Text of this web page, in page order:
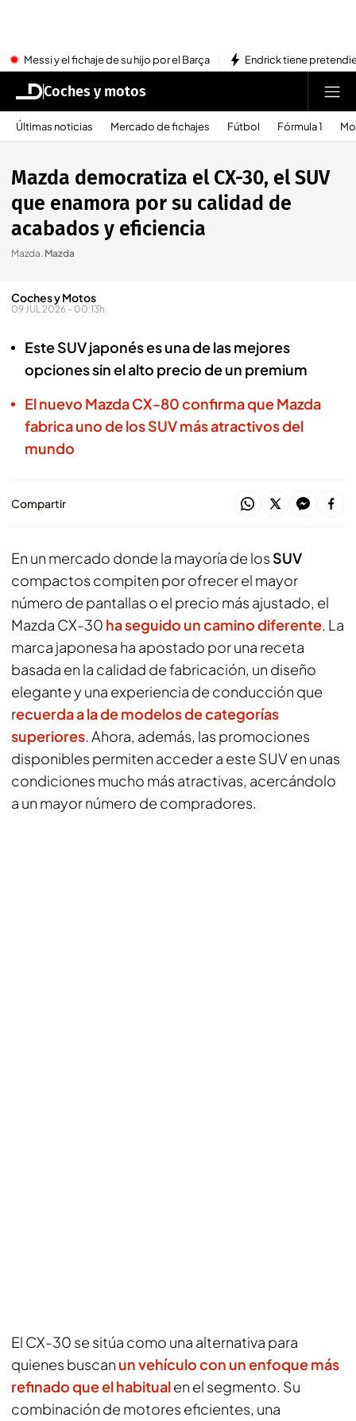
Messi y el fichaje de su hijo por el Barça Endrick tiene
Coches y motos
Últimas noticias Mercado de fichajes Fútbol Fórmula 1
Mazda democratiza el CX-30, el SUV
que enamora por su calidad de
acabados y eficiencia
Mazda. Mazda
Coches y Motos
09 JUL 2026 - 00:13h.
Este SUV japonés es una de las mejores
opciones sin el alto precio de un premium
El nuevo Mazda CX-80 confirma que Mazda
fabrica uno de los SUV más atractivos del
mundo
Compartir
En un mercado donde la mayoría de los SUV
compactos compiten por ofrecer el mayor
número de pantallas o el precio más ajustado, el
Mazda CX-30 ha seguido un camino diferente. La
marca japonesa ha apostado por una receta
basada en la calidad de fabricación, un diseño
elegante y una experiencia de conducción que
recuerda a la de modelos de categorías
superiores. Ahora, además, las promociones
disponibles permiten acceder a este SUV en unas
condiciones mucho más atractivas, acercándolo
a un mayor número de compradores.
El CX-30 se sitúa como una alternativa para
quienes buscan un vehículo con un enfoque más
refinado que el habitualen el segmento. Su
combinación de motores eficientes, una